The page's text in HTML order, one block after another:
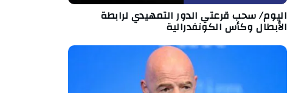
اليوم/ سحب قرعتي الدور التمهيدي لرابطة
الأبطال وكأس الكونفدرالية